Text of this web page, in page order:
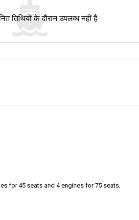
एक खजाना मिलना जो आपको एक सुपर शांत और अद्भुत
के पास होना आपके दिल में एक शांत भावना लाता है।
भरा और जीवंत है।
चलते देखेंगे, जो द्वीप के लोगों के काम करने के तरीके को
तिथियों के दौरान उपलब्ध नहीं है
for 45 seats and 4 engines for 75 seats.